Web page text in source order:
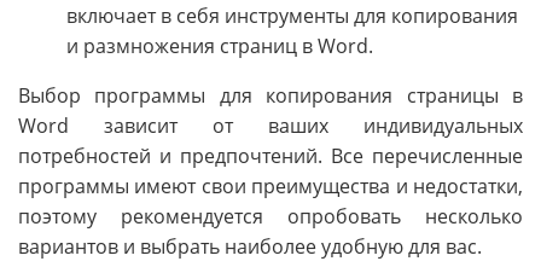
включает в себя инструменты для копирования
и размножения страниц в Word.
Выбор программы для копирования страницы в
Word зависит от ваших индивидуальных
потребностей и предпочтений. Все перечисленные
программы имеют свои преимущества и недостатки,
поэтому рекомендуется опробовать несколько
вариантов и выбрать наиболее удобную для вас.